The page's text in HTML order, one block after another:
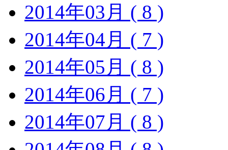
2014年03月 ( 8 )
2014年04月 ( 7 )
2014年05月 ( 8 )
2014年06月 ( 7 )
2014年07月 ( 8 )